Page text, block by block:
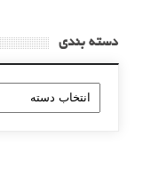
دسته بندی
دسته
بندی